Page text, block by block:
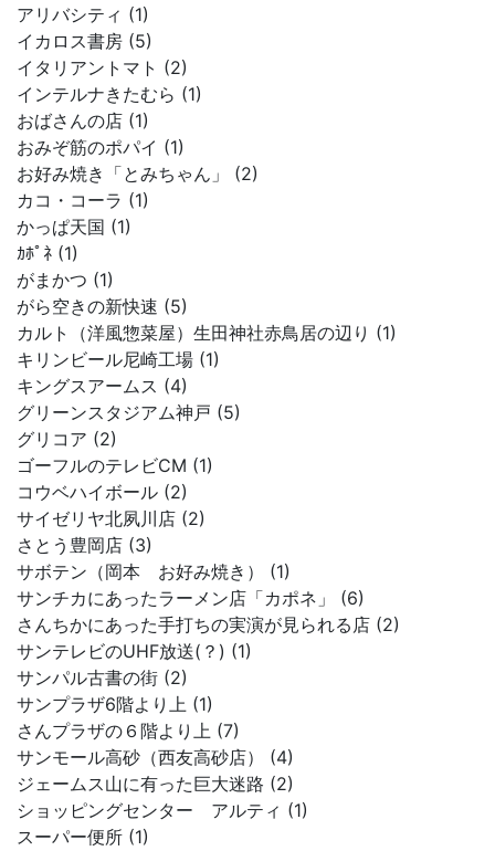
アリバシティ (1)
イカロス書房 (5)
イタリアントマト (2)
インテルナきたむら (1)
おばさんの店 (1)
おみぞ筋のポパイ (1)
お好み焼き「とみちゃん」 (2)
カコ・コーラ (1)
かっぱ天国 (1)
ｶﾎﾟﾈ (1)
がまかつ (1)
がら空きの新快速 (5)
カルト（洋風惣菜屋）生田神社赤鳥居の辺り (1)
キリンビール尼崎工場 (1)
キングスアームス (4)
グリーンスタジアム神戸 (5)
グリコア (2)
ゴーフルのテレビCM (1)
コウベハイボール (2)
サイゼリヤ北夙川店 (2)
さとう豊岡店 (3)
サボテン（岡本 お好み焼き） (1)
サンチカにあったラーメン店「カポネ」 (6)
さんちかにあった手打ちの実演が見られる店 (2)
サンテレビのUHF放送(？) (1)
サンパル古書の街 (2)
サンプラザ6階より上 (1)
さんプラザの６階より上 (7)
サンモール高砂（西友高砂店） (4)
ジェームス山に有った巨大迷路 (2)
ショッピングセンター アルティ (1)
スーパー便所 (1)